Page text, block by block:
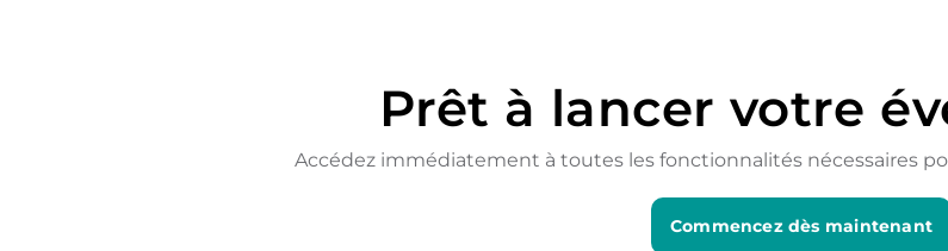
Prêt à lancer votre
Accédez immédiatement à toutes les fonctionnalités nécessaires
Commencez dès maintenant